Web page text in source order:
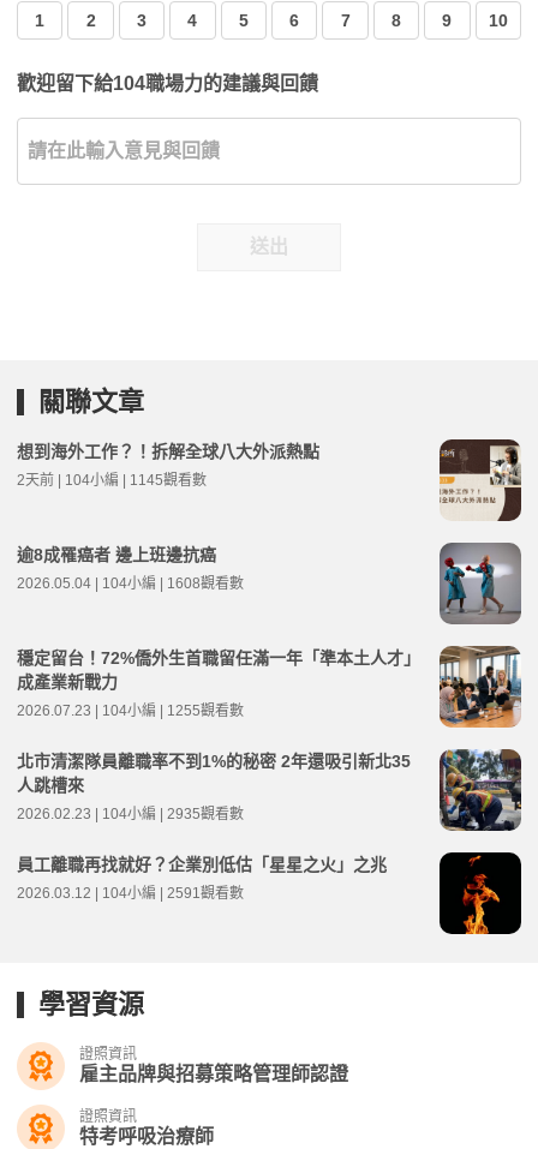
1 2 3 4 5 6 7 8 9 10
歡迎留下給104職場力的建議與回饋
送出
關聯文章
想到海外工作？！拆解全球八大外派熱點
2天前 | 104小編 | 1145觀看數
逾8成罹癌者 邊上班邊抗癌
2026.05.04 | 104小編 | 1608觀看數
穩定留台！72%僑外生首職留任滿一年「準本土人才」
成產業新戰力
2026.07.23 | 104小編 | 1255觀看數
北市清潔隊員離職率不到1%的秘密 2年還吸引新北35
人跳槽來
2026.02.23 | 104小編 | 2935觀看數
員工離職再找就好？企業別低估「星星之火」之兆
2026.03.12 | 104小編 | 2591觀看數
學習資源
證照資訊
雇主品牌與招募策略管理師認證
證照資訊
特考呼吸治療師